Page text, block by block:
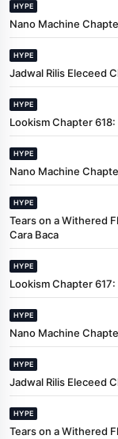
HYPE
Nano Machine
HYPE
Jadwal Rilis Eleceed
HYPE
Lookism Chapter 618:
HYPE
Nano Machine
HYPE
Tears on a Withered
Cara Baca
HYPE
Lookism Chapter 617:
HYPE
Nano Machine
HYPE
Jadwal Rilis Eleceed
HYPE
Tears on a Withered